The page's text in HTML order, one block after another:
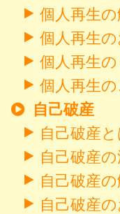
個人再生
個人再生
個人再生の
個人再生
自己破産
自己破産と
自己破産
自己破産
自己破産